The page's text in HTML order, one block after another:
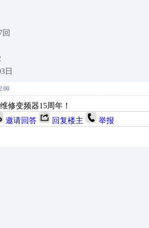
回
日
变频器15周年！
邀请回答 回复楼主 举报